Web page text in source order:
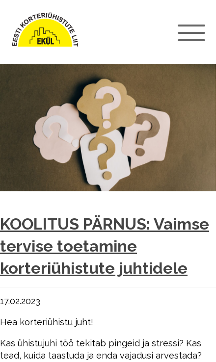
KOOLITUS PÄRNUS: Vaimse
tervise toetamine
korteriühistute juhtidele
17.02.2023
Hea korteriühistu juht!
Kas ühistujuhi töö tekitab pingeid ja stressi? Kas
tead, kuida taastuda ja enda vajadusi arvestada?